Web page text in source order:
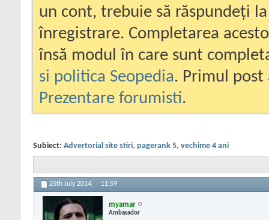
un cont, trebuie să răspundeți
înregistrare. Completarea
însă modul în care sunt
si politica Seopedia. Primul
Prezentare forumisti.
Subiect: Advertorial site stiri, pagerank 5, vechime 4 ani
25th July 2014, 11:59
myamar
Ambasador